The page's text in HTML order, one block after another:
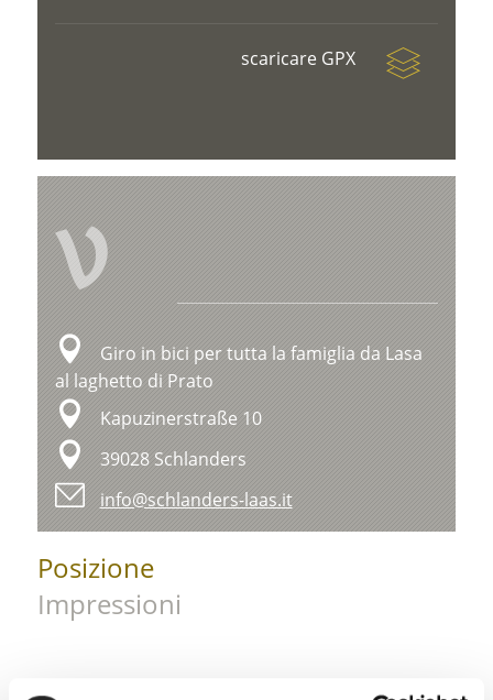
scaricare GPX
V
Giro in bici per tutta la famiglia da Lasa
al laghetto di Prato
Kapuzinerstraße 10
39028 Schlanders
info@schlanders-laas.it
Posizione
Impressioni